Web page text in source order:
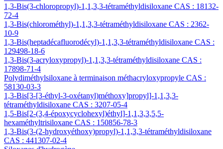
1,3-Bis(3-chloropropyl)-1,1,3,3-tétraméthyldisiloxane CAS : 18132-
72-4
1,3-Bis(chlorométhyl)-1,1,3,3-tétraméthyldisiloxane CAS : 2362-
10-9
1,3-Bis(heptadécafluorodécyl)-1,1,3,3-tétraméthyldisiloxane CAS :
129498-18-6
1,3-Bis(3-acryloxypropyl)-1,1,3,3-tétraméthyldisiloxane CAS :
17898-71-4
Polydiméthylsiloxane à terminaison méthacryloxypropyle CAS :
58130-03-3
1,3-Bis[3-[3-éthyl-3-oxétanyl)méthoxy]propyl]-1,1,3,3-
tétraméthyldisiloxane CAS : 3207-05-4
1,5-Bis[2-(3,4-époxycyclohexyl)éthyl]-1,1,3,3,5,5-
hexaméthyltrisiloxane CAS : 150856-78-3
1,3-Bis(3-(2-hydroxyéthoxy)propyl)-1,1,3,3-tétraméthyldisiloxane
CAS : 441307-02-4